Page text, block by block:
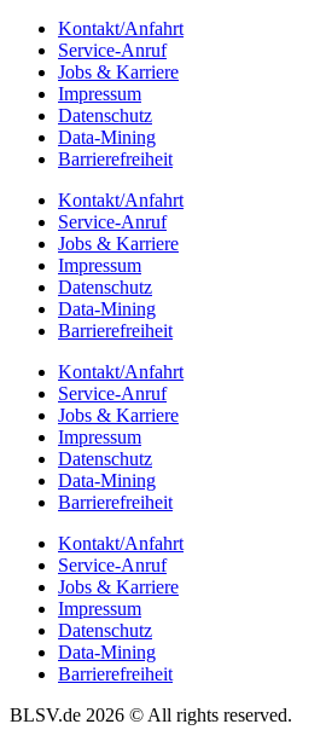
Kontakt/​​Anfahrt
Service-Anruf
Jobs & Karriere
Impres­sum
Daten­schutz
Data-Mining
Barrie­re­frei­heit
Kontakt/​​Anfahrt
Service-Anruf
Jobs & Karriere
Impres­sum
Daten­schutz
Data-Mining
Barrie­re­frei­heit
Kontakt/​​Anfahrt
Service-Anruf
Jobs & Karriere
Impres­sum
Daten­schutz
Data-Mining
Barrie­re­frei­heit
Kontakt/​​Anfahrt
Service-Anruf
Jobs & Karriere
Impres­sum
Daten­schutz
Data-Mining
Barrie­re­frei­heit
BLSV.de 2026 © All rights reserved.